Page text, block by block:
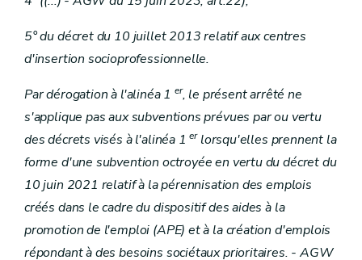
5° du décret du 10 juillet 2013 relatif aux centres
d'insertion socioprofessionnelle.
Par dérogation à l'alinéa 1 er, le présent arrêté ne
s'applique pas aux subventions prévues par ou vertu
des décrets visés à l'alinéa 1erlorsqu'elles prennent la
forme d'une subvention octroyée en vertu du décret du
10 juin 2021 relatif à la pérennisation des emplois
créés dans le cadre du dispositif des aides à la
promotion de l'emploi (APE) et à la création d'emplois
répondant à des besoins sociétaux prioritaires. - AGW